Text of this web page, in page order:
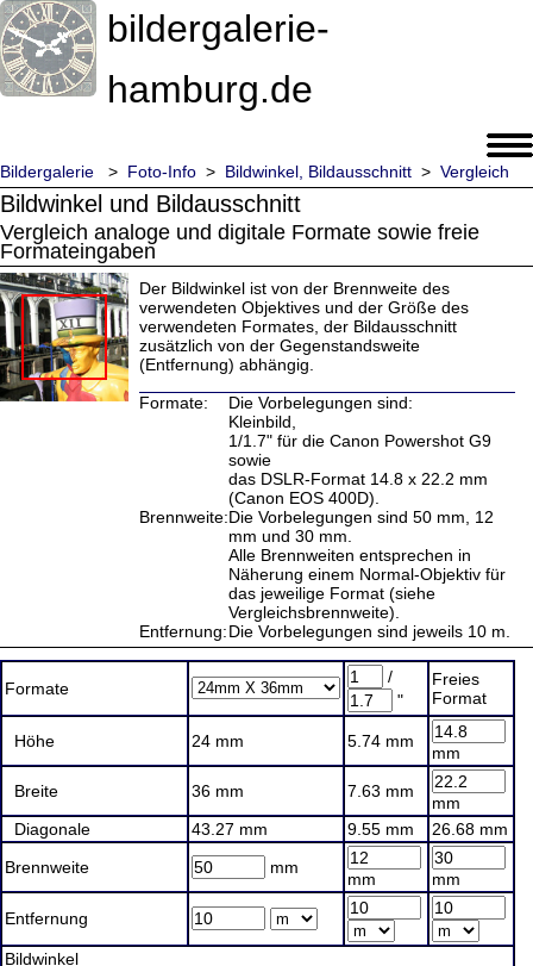
bildergalerie-
hamburg.de
Bildergalerie > Foto-Info > Bildwinkel, Bildausschnitt > Vergleich
Bildwinkel und Bildausschnitt
Vergleich analoge und digitale Formate sowie freie
Formateingaben
Der Bildwinkel ist von der Brennweite des
verwendeten Objektives und der Größe des
verwendeten Formates, der Bildausschnitt
zusätzlich von der Gegenstandsweite
(Entfernung) abhängig.
Formate:
Die Vorbelegungen sind:
Kleinbild,
1/1.7" für die Canon Powershot G9
sowie
das DSLR-Format 14.8 x 22.2 mm
(Canon EOS 400D).
Brennweite:Die Vorbelegungen sind 50 mm, 12
mm und 30 mm.
Alle Brennweiten entsprechen in
Näherung einem Normal-Objektivfür
das jeweilige Format (siehe
Vergleichsbrennweite).
Entfernung:Die Vorbelegungen sind jeweils 10 m.
Formate
/
"
Freies
Format
Höhe 24 mm 5.74 mm
mm
Breite
36 mm 7.63 mm
mm
Diagonale
43.27 mm 9.55 mm
26.68 mm
Brennweite
mm
mm mm
Entfernung
Bildwinkel